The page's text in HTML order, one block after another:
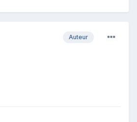
Auteur